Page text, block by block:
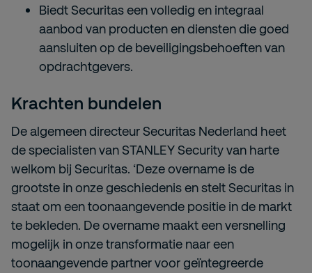
Biedt Securitas een volledig en integraal
aanbod van producten en diensten die goed
aansluiten op de beveiligingsbehoeften van
opdrachtgevers.
Krachten bundelen
De algemeen directeur Securitas Nederland heet
de specialisten van STANLEY Security van harte
welkom bij Securitas. ‘Deze overname is de
grootste in onze geschiedenis en stelt Securitas in
staat om een toonaangevende positie in de markt
te bekleden. De overname maakt een versnelling
mogelijk in onze transformatie naar een
toonaangevende partner voor geïntegreerde